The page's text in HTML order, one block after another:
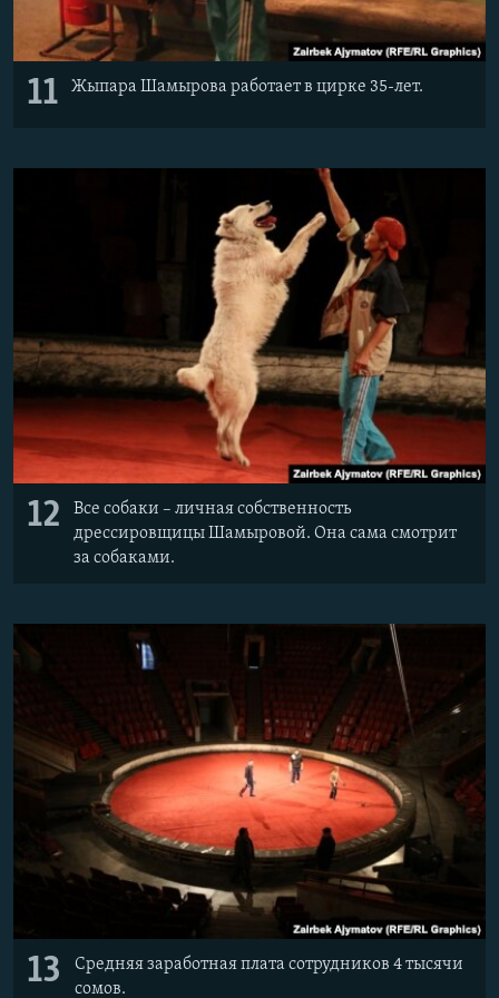
11 Жыпара Шамырова работает в цирке 35-лет.
12
Все собаки – личная собственность
дрессировщицы Шамыровой. Она сама смотрит
за собаками.
13
Средняя заработная плата сотрудников 4 тысячи
сомов.